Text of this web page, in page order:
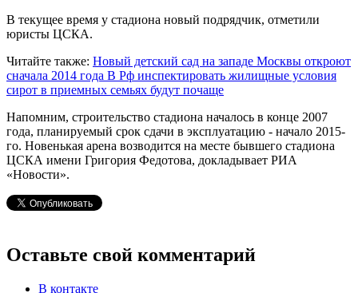
В текущее время у стадиона новый подрядчик, отметили
юристы ЦСКА.
Читайте также: Новый детский сад на западе Москвы откроют
сначала 2014 года В Рф инспектировать жилищные условия
сирот в приемных семьях будут почаще
Напомним, строительство стадиона началось в конце 2007
года, планируемый срок сдачи в эксплуатацию - начало 2015-
го. Новенькая арена возводится на месте бывшего стадиона
ЦСКА имени Григория Федотова, докладывает РИА
«Новости».
Оставьте свой комментарий
В контакте